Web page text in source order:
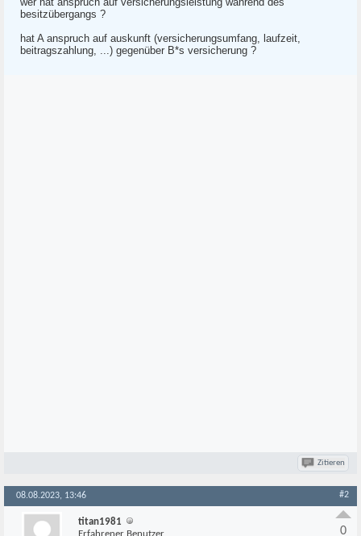
besitzübergangs ?
hat A anspruch auf auskunft (versicherungsumfang, laufzeit,
beitragszahlung, ...) gegenüber B*s versicherung ?
Zitieren
08.08.2023, 13:46 #2
titan1981
0